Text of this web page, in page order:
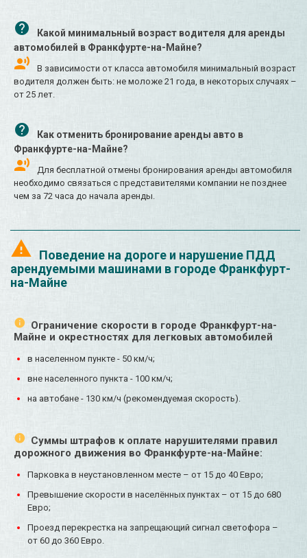
Какой минимальный возраст водителя для аренды
автомобилей в Франкфурте-на-Майне?
В зависимости от класса автомобиля минимальный возраст
водителя должен быть: не моложе 21 года, в некоторых случаях –
от 25 лет.
Как отменить бронирование аренды авто в
Франкфурте-на-Майне?
Для бесплатной отмены бронирования аренды автомобиля
необходимо связаться с представителями компании не позднее
чем за 72 часа до начала аренды.
Поведение на дороге и нарушение ПДД
арендуемыми машинами в городе Франкфурт-
на-Майне
Ограничение скорости в городе Франкфурт-на-
Майне и окрестностях для легковых автомобилей
в населенном пункте - 50 км/ч;
вне населенного пункта - 100 км/ч;
на автобане - 130 км/ч (рекомендуемая скорость).
Суммы штрафов к оплате нарушителями правил
дорожного движения во Франкфурте-на-Майне:
Парковка в неустановленном месте – от 15 до 40 Евро;
Превышение скорости в населённых пунктах – от 15 до 680
Евро;
Проезд перекрестка на запрещающий сигнал светофора –
от 60 до 360 Евро.